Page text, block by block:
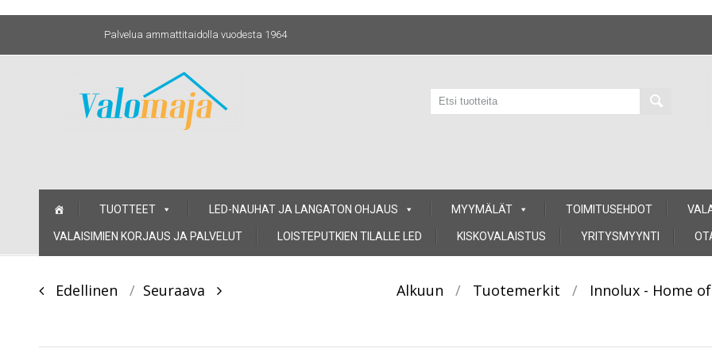
Palvelua ammattitaidolla vuodesta 1964
TUOTTEET LED-NAUHAT JA LANGATON OHJAUS MYYMÄLÄT TOIMITUSEHDOT
VALAISIMIEN KORJAUS JA PALVELUT LOISTEPUTKIEN TILALLE LED KISKOVALAISTUS YRITYSMYYNTI
Post
Edellinen Seuraava Alkuun / Tuotemerkit / Innolux - Home